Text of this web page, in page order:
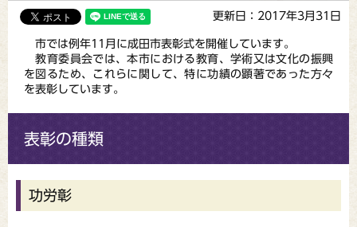
更新日：2017年3月31日
市では例年11月に成田市表彰式を開催しています。
教育委員会では、本市における教育、学術又は文化の振興
を図るため、これらに関して、特に功績の顕著であった方々
を表彰しています。
表彰の種類
功労彰